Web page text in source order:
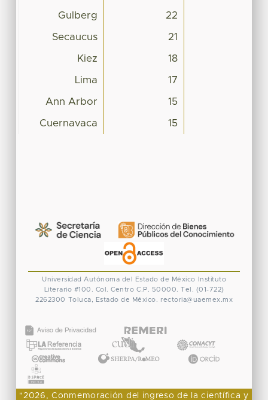
Gulberg 22
Secaucus 21
Kiez 18
Lima 17
Ann Arbor 15
Cuernavaca 15
Universidad Autónoma del Estado de México
Instituto
Literario #100. Col. Centro C.P. 50000. Tel. (01-722)
2262300 Toluca, Estado de México. rectoria@uaemex.mx
"2026, Conmemoración del ingreso de la científica y